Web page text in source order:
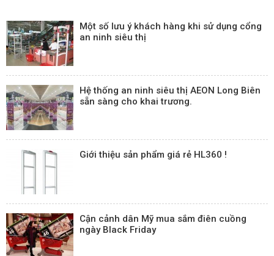
Một số lưu ý khách hàng khi sử dụng cổng
an ninh siêu thị
Hệ thống an ninh siêu thị AEON Long Biên
sẵn sàng cho khai trương.
Giới thiệu sản phẩm giá rẻ HL360 !
Cận cảnh dân Mỹ mua sắm điên cuồng
ngày Black Friday